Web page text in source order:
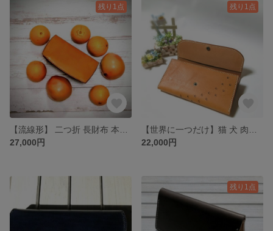
残り1点
27,000円
残り1点
22,000円
残り1点